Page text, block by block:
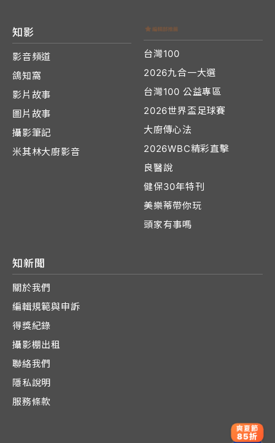
知影
影音頻道
鴿知窩
影片故事
圖片故事
攝影筆記
米其林大廚影音
台灣100
2026九合一大選
台灣100 公益專區
2026世界盃足球賽
大廚傳心法
2026WBC精彩直擊
良醫說
健保30年特刊
美樂蒂帶你玩
頭家有事嗎
知新聞
關於我們
編輯規範與申訴
得獎紀錄
攝影棚出租
聯絡我們
隱私說明
服務條款
爽夏節
85折